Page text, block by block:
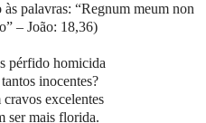
palavras: “Regnum meum non
– João: 18,36)
pérfido homicida
inocentes?
excelentes
ser mais florida.